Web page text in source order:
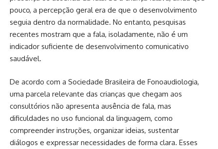
pouco, a percepção geral era de que o desenvolvimento
seguia dentro da normalidade. No entanto, pesquisas
recentes mostram que a fala, isoladamente, não é um
indicador suficiente de desenvolvimento comunicativo
saudável.
De acordo com a Sociedade Brasileira de Fonoaudiologia,
uma parcela relevante das crianças que chegam aos
consultórios não apresenta ausência de fala, mas
dificuldades no uso funcional da linguagem, como
compreender instruções, organizar ideias, sustentar
diálogos e expressar necessidades de forma clara. Esses